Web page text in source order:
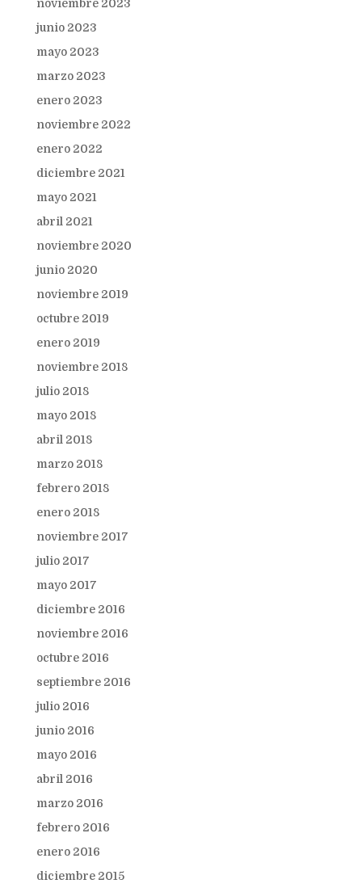
noviembre 2023
junio 2023
mayo 2023
marzo 2023
enero 2023
noviembre 2022
enero 2022
diciembre 2021
mayo 2021
abril 2021
noviembre 2020
junio 2020
noviembre 2019
octubre 2019
enero 2019
noviembre 2018
julio 2018
mayo 2018
abril 2018
marzo 2018
febrero 2018
enero 2018
noviembre 2017
julio 2017
mayo 2017
diciembre 2016
noviembre 2016
octubre 2016
septiembre 2016
julio 2016
junio 2016
mayo 2016
abril 2016
marzo 2016
febrero 2016
enero 2016
diciembre 2015